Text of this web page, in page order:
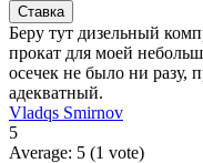
Беру тут дизельный
прокат для моей
осечек не было ни разу,
адекватный.
Vladqs Smirnov
5
Average: 5 (1 vote)